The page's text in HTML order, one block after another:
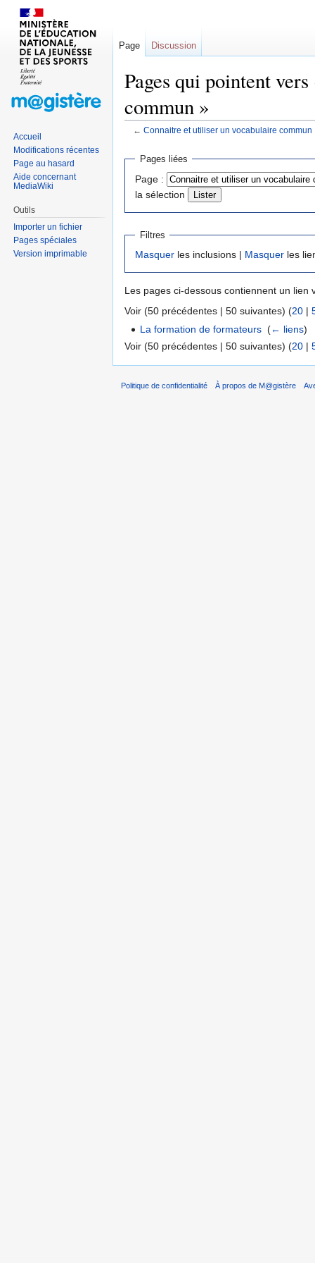
Pages qui pointent
commun »
← Connaitre et utiliser un vocabulaire commun
Sauter
navigation
Sauter
recherche
Pages liées
Page :
la sélection
Filtres
Masquer les inclusions | Masquer les
Les pages ci-dessous contiennent un lien
Voir (50 précédentes | 50 suivantes) (20 |
La formation de formateurs ‎(← liens)
Voir (50 précédentes | 50 suivantes) (20 |
Page Discussion
Accueil
Modifications récentes
Page au hasard
Aide concernant
MediaWiki
Outils
Importer un fichier
Pages spéciales
Version imprimable
Politique de confidentialité À propos de M@gistère